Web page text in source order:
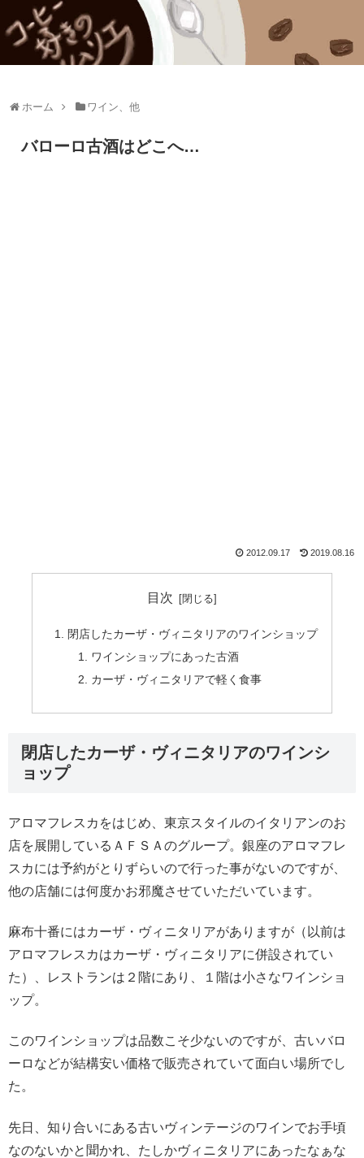
ホーム ワイン、他
バローロ古酒はどこへ…
2012.09.17 2019.08.16
目次
閉店したカーザ・ヴィニタリアのワインショップ
ワインショップにあった古酒
カーザ・ヴィニタリアで軽く食事
閉店したカーザ・ヴィニタリアのワインシ
ョップ
アロマフレスカをはじめ、東京スタイルのイタリアンのお
店を展開しているＡＦＳＡのグループ。銀座のアロマフレ
スカには予約がとりずらいので行った事がないのですが、
他の店舗には何度かお邪魔させていただいています。
麻布十番にはカーザ・ヴィニタリアがありますが（以前は
アロマフレスカはカーザ・ヴィニタリアに併設されてい
た）、レストランは２階にあり、１階は小さなワインショ
ップ。
このワインショップは品数こそ少ないのですが、古いバロ
ーロなどが結構安い価格で販売されていて面白い場所でし
た。
先日、知り合いにある古いヴィンテージのワインでお手頃
なのないかと聞かれ、たしかヴィニタリアにあったなぁな